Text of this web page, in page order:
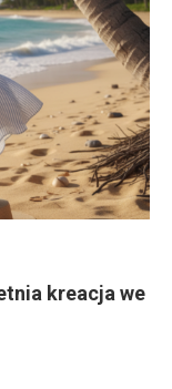
kreacja we